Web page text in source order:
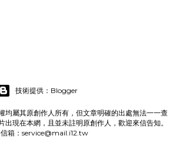
技術提供：Blogger
均屬其原創作人所有，但文章明確的出處無法一一查
出現在本網，且並未註明原創作人，歡迎來信告知。
箱：service@mail.i12.tw